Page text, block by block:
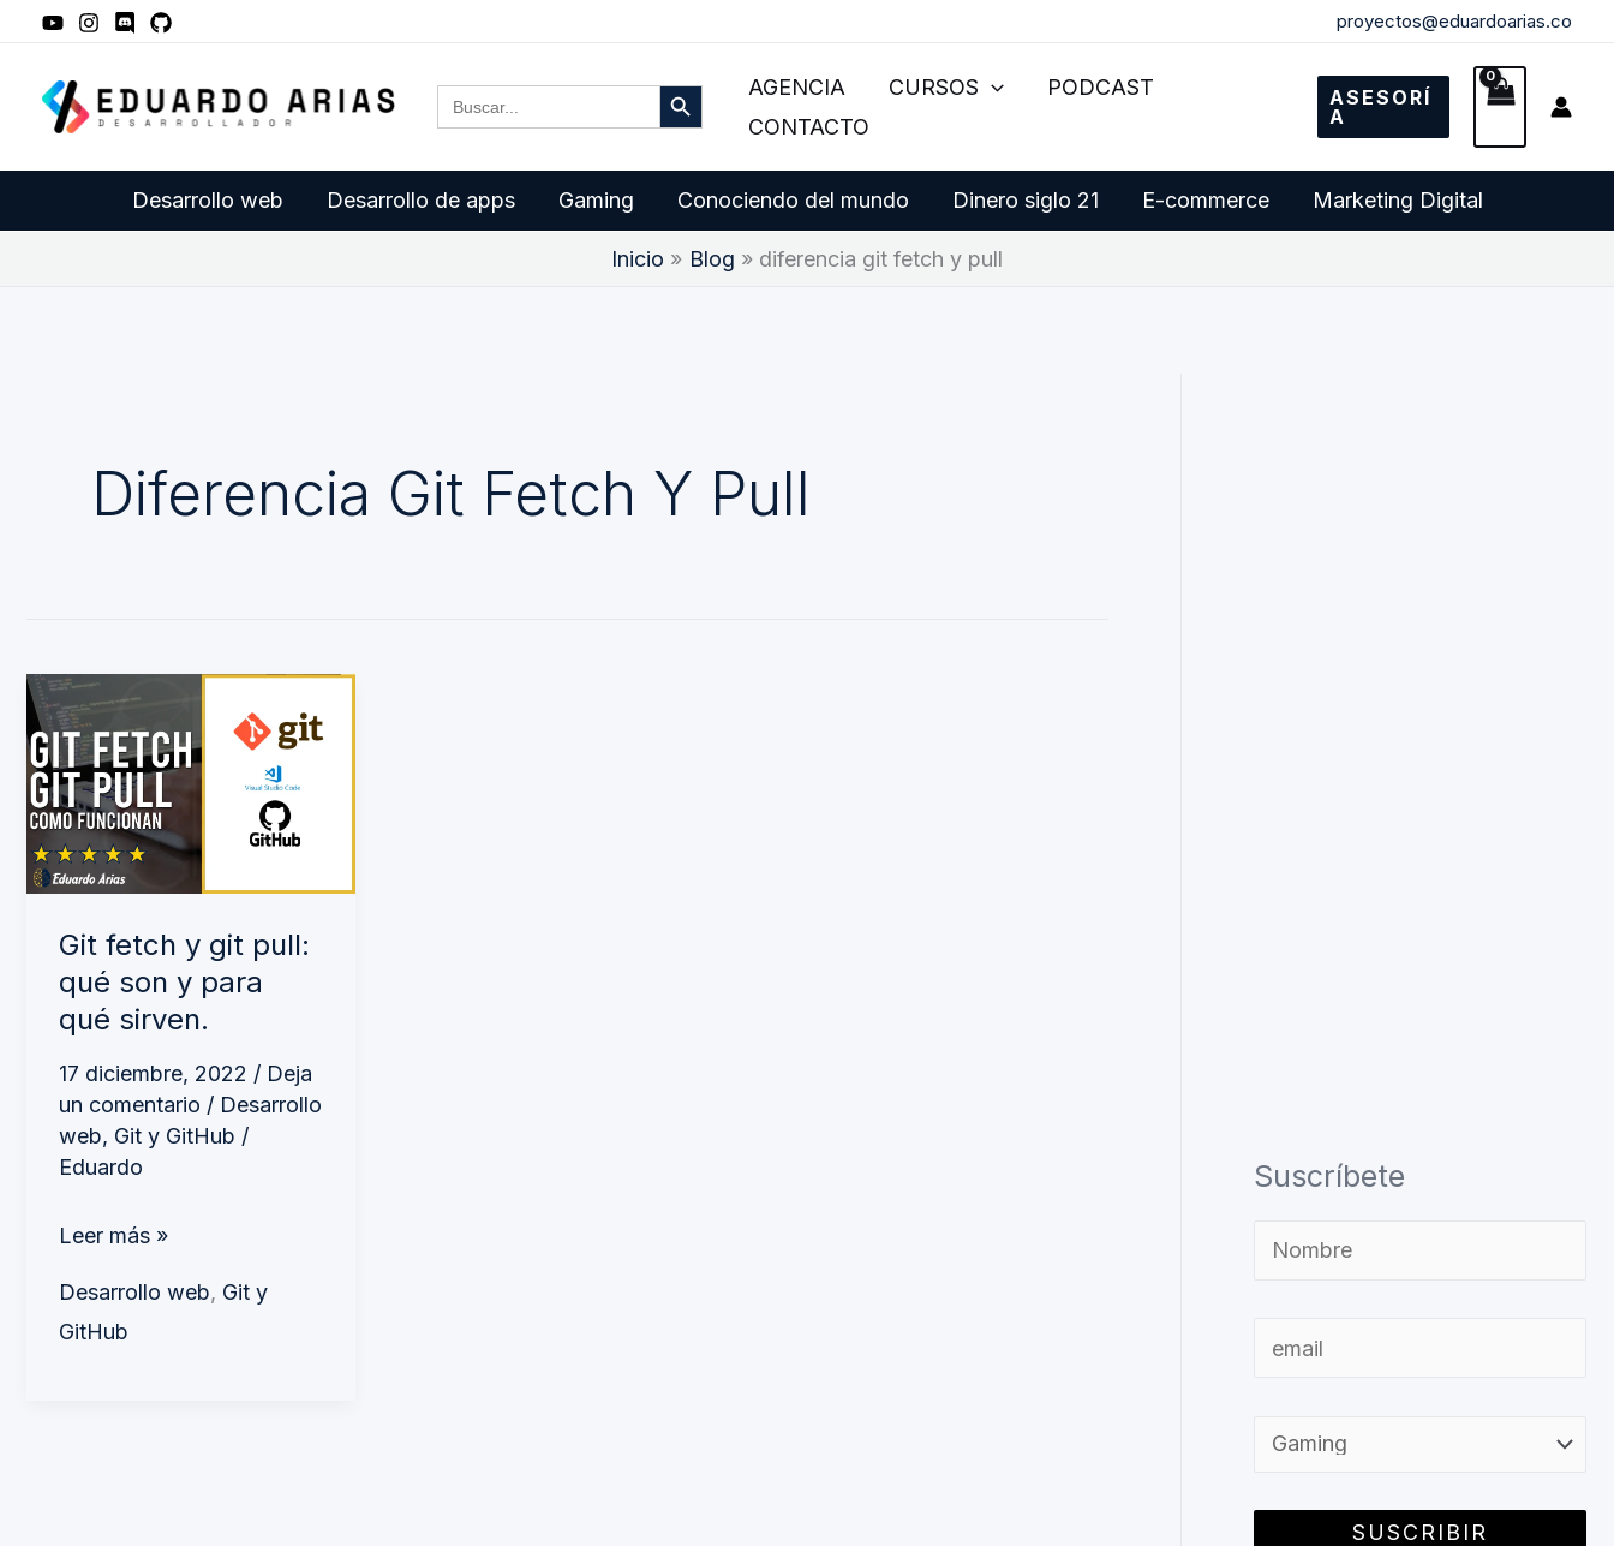
contenido
proyectos@eduardoarias.co
Buscar: Botón de búsquedaAGENCIA CURSOS
PODCAST
CONTACTO
ASESORÍ
A
Desarrollo web Desarrollo de apps Gaming Conociendo del mundo Dinero siglo 21 E-commerce Marketing Digital
Inicio Blog diferencia git fetch y pull
Diferencia Git Fetch Y Pull
Git fetch y git pull:
qué son y para
qué sirven.
17 diciembre, 2022 / Deja
un comentario / Desarrollo
web, Git y GitHub /
Eduardo
Git
fetch
y
git
pull:
qué
son
para
sirven.
Leer más »
Desarrollo web, Git y
GitHub
Suscríbete